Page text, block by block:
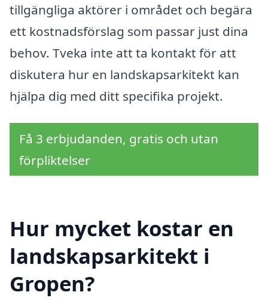
tillgängliga aktörer i området och begära
ett kostnadsförslag som passar just dina
behov. Tveka inte att ta kontakt för att
diskutera hur en landskapsarkitekt kan
hjälpa dig med ditt specifika projekt.
Få 3 erbjudanden, gratis och utan
förpliktelser
Hur mycket kostar en
landskapsarkitekt i
Gropen?